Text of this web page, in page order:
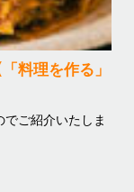
料理を作る」
ご紹介いたしま